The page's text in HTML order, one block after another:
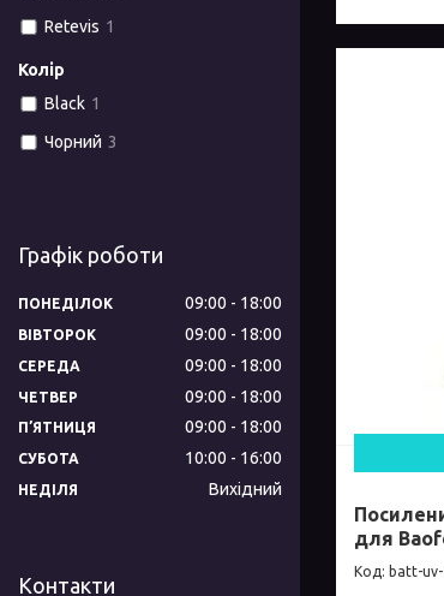
для
batt-
Retevis 1
Колір
Black 1
Чорний 3
Графік роботи
ПОНЕДІЛОК 09:00 18:00
ВІВТОРОК 09:00 18:00
СЕРЕДА 09:00 18:00
ЧЕТВЕР 09:00 18:00
ПʼЯТНИЦЯ 09:00 18:00
СУБОТА 10:00 16:00
НЕДІЛЯ Вихідний
Контакти